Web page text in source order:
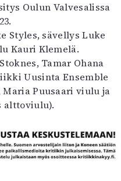
Oulun Valvesalissa
Styles, sävellys Luke
Kauri Klemelä.
Tamar Ohana
Uusinta Ensemble
Puusaari viulu ja
alttoviulu).